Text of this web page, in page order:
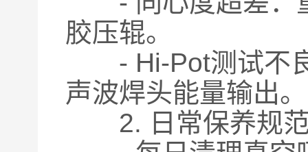
胶压辊。
- Hi-Pot测试不良
声波焊头能量输出。
2. 日常保养规